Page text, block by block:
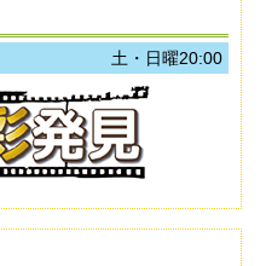
土・日曜20:00